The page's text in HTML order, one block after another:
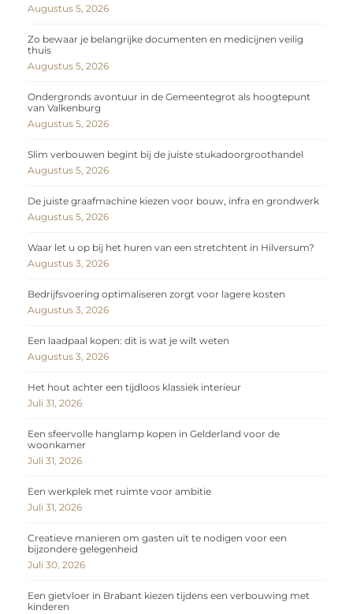
Augustus 5, 2026
Zo bewaar je belangrijke documenten en medicijnen veilig
thuis
Augustus 5, 2026
Ondergronds avontuur in de Gemeentegrot als hoogtepunt
van Valkenburg
Augustus 5, 2026
Slim verbouwen begint bij de juiste stukadoorgroothandel
Augustus 5, 2026
De juiste graafmachine kiezen voor bouw, infra en grondwerk
Augustus 5, 2026
Waar let u op bij het huren van een stretchtent in Hilversum?
Augustus 3, 2026
Bedrijfsvoering optimaliseren zorgt voor lagere kosten
Augustus 3, 2026
Een laadpaal kopen: dit is wat je wilt weten
Augustus 3, 2026
Het hout achter een tijdloos klassiek interieur
Juli 31, 2026
Een sfeervolle hanglamp kopen in Gelderland voor de
woonkamer
Juli 31, 2026
Een werkplek met ruimte voor ambitie
Juli 31, 2026
Creatieve manieren om gasten uit te nodigen voor een
bijzondere gelegenheid
Juli 30, 2026
Een gietvloer in Brabant kiezen tijdens een verbouwing met
kinderen